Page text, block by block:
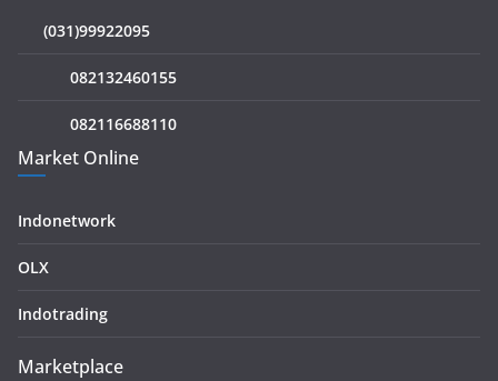
(031)99922095
082132460155
082116688110
Market Online
Indonetwork
OLX
Indotrading
Marketplace